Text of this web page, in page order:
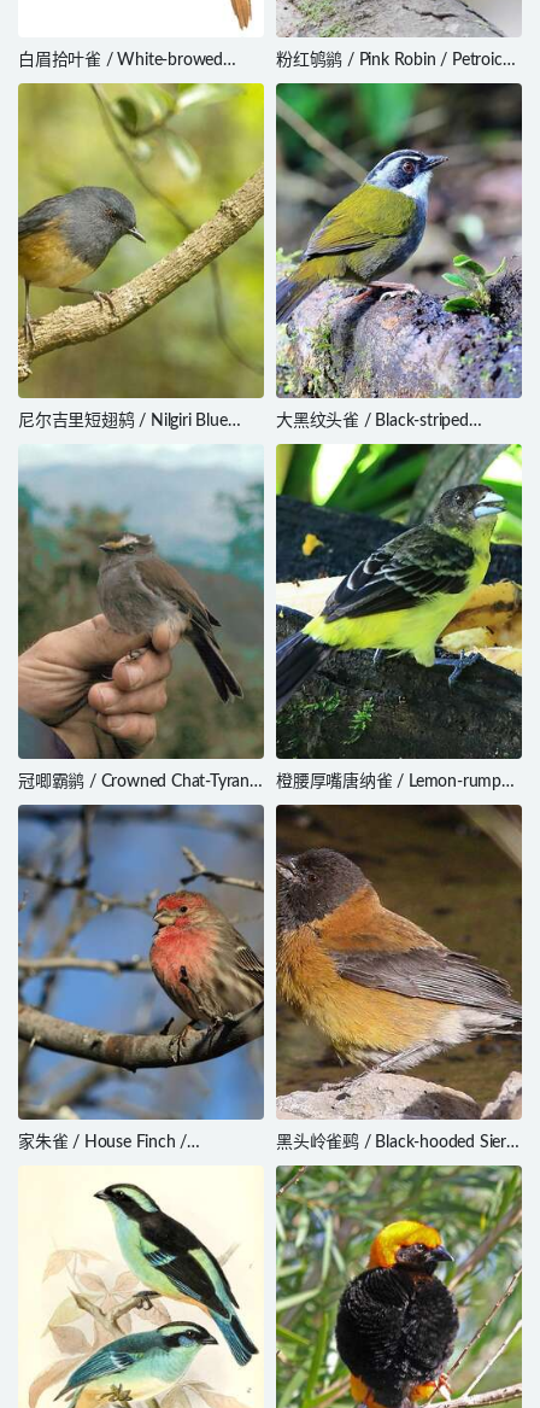
白眉拾叶雀 / White-browed
Foliage-gleaner / Anabacerthia
粉红鸲鹟 / Pink Robin / Petroica
rodinogaster
尼尔吉里短翅鸫 / Nilgiri Blue
大黑纹头雀 / Black-striped
Sparrow / Arremonops
conirostris
冠唧霸鹟 / Crowned Chat-Tyrant
/ Silvicultrix frontalis
橙腰厚嘴唐纳雀 / Lemon-rumped
Tanager / Ramphocelus
icteronotus
家朱雀 / House Finch /
黑头岭雀鹀 / Black-hooded Sierra
Finch / Phrygilus atriceps